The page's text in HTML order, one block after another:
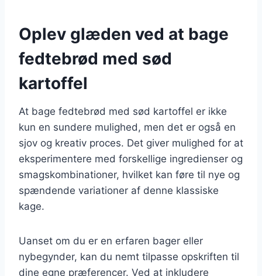
Oplev glæden ved at bage
fedtebrød med sød
kartoffel
At bage fedtebrød med sød kartoffel er ikke
kun en sundere mulighed, men det er også en
sjov og kreativ proces. Det giver mulighed for at
eksperimentere med forskellige ingredienser og
smagskombinationer, hvilket kan føre til nye og
spændende variationer af denne klassiske
kage.
Uanset om du er en erfaren bager eller
nybegynder, kan du nemt tilpasse opskriften til
dine egne præferencer. Ved at inkludere